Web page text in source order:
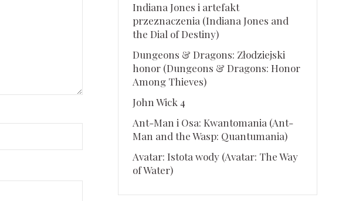
Indiana Jones i artefakt
przeznaczenia (Indiana Jones and
the Dial of Destiny)
Dungeons & Dragons: Złodziejski
honor (Dungeons & Dragons: Honor
Among Thieves)
John Wick 4
Ant-Man i Osa: Kwantomania (Ant-
Man and the Wasp: Quantumania)
Avatar: Istota wody (Avatar: The Way
of Water)